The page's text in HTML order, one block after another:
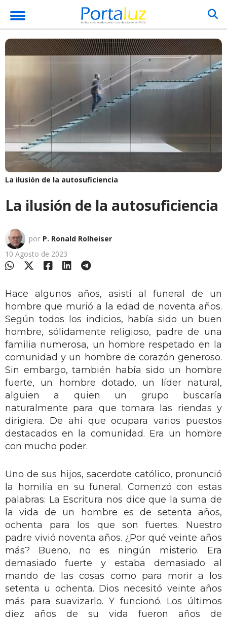
La ilusión de la autosuficiencia
La ilusión de la autosuficiencia
por P. Ronald Rolheiser
10 Agosto de 2023
Hace algunos años, asistí al funeral de un
hombre que murió a la edad de noventa años.
Según todos los indicios, había sido un buen
hombre, sólidamente religioso, padre de una
familia numerosa, un hombre respetado en la
comunidad y un hombre de corazón generoso.
Sin embargo, también había sido un hombre
fuerte, un hombre dotado, un líder natural,
alguien a quien un grupo buscaría
naturalmente para que tomara las riendas y
dirigiera. De ahí que ocupara varios puestos
destacados en la comunidad. Era un hombre
con mucho poder.
Uno de sus hijos, sacerdote católico, pronunció
la homilía en su funeral. Comenzó con estas
palabras: La Escritura nos dice que la suma de
la vida de un hombre es de setenta años,
ochenta para los que son fuertes. Nuestro
padre vivió noventa años. ¿Por qué veinte años
más? Bueno, no es ningún misterio. Era
demasiado fuerte y estaba demasiado al
mando de las cosas como para morir a los
setenta u ochenta. Dios necesitó veinte años
más para suavizarlo. Y funcionó. Los últimos
diez años de su vida fueron años de